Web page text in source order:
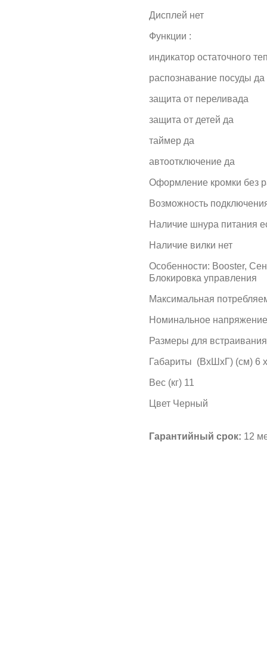
Дисплей нет
Функции :
индикатор остаточного
распознавание посуды да
защита от переливада
защита от детей да
таймер да
автоотключение да
Оформление кромки без
Возможность
Наличие шнура питания
Наличие вилки нет
Особенности: Booster,
Блокировка управления
Максимальная
Номинальное
Размеры для
Габариты (ВхШхГ) (см) 6
Вес (кг) 11
Цвет Черный
Гарантийный срок: 12